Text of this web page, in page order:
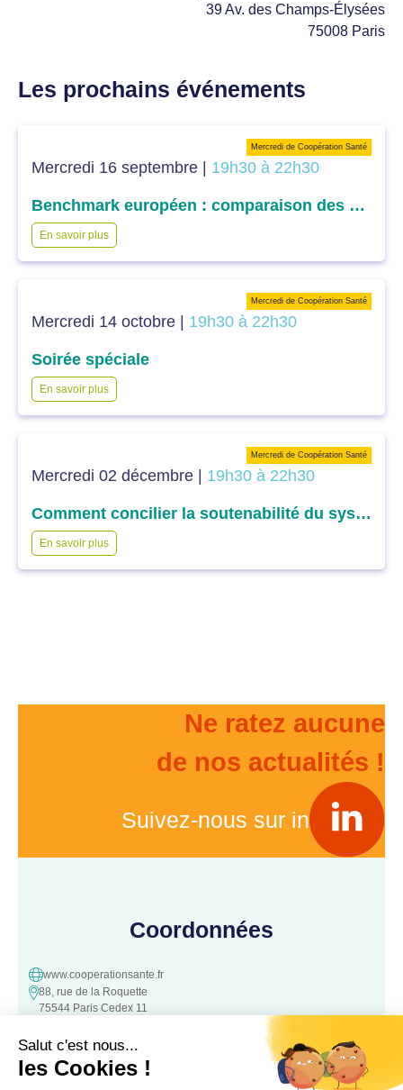
39 Av. des Champs-Élysées
75008 Paris
Les prochains événements
Mercredi 16 septembre | 19h30 à 22h30
Mercredi de Coopération Santé
Benchmark européen : comparaison des différents systèmes de santé européens dans l’accès aux soins
En savoir plus
Mercredi 14 octobre | 19h30 à 22h30
Mercredi de Coopération Santé
Soirée spéciale
En savoir plus
Mercredi 02 décembre | 19h30 à 22h30
Mercredi de Coopération Santé
Comment concilier la soutenabilité du système et l’efficience des dépenses dans l’accès aux soins : la question du financement ?
En savoir plus
Ne ratez aucune
de nos actualités !
Suivez-nous sur in
Coordonnées
www.cooperationsante.fr
88, rue de la Roquette
75544 Paris Cedex 11
Contact